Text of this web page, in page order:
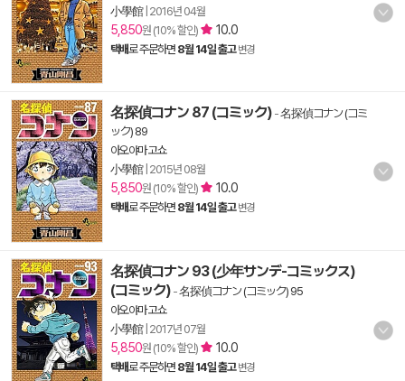
小學館| 2016년 04월
5,850원 (10% 할인) 10.0
택배로 주문하면 8월 14일 출고 변경
名探偵コナン 87 (コミック) -名探偵コナン (コミ
ック) 89
아오야마 고쇼
小學館| 2015년 08월
5,850원 (10% 할인) 10.0
택배로 주문하면 8월 14일 출고 변경
名探偵コナン 93 (少年サンデ-コミックス)
(コミック) -名探偵コナン (コミック) 95
아오야마 고쇼
小學館| 2017년 07월
5,850원 (10% 할인) 10.0
택배로 주문하면 8월 14일 출고 변경